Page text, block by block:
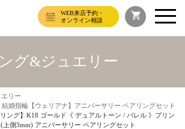
WEB来店予約・
オンライン相談
グ&ジュエリー
リー
婚指輪【ウェリアナ】アニバーサリー ペアリングセット
ング】K18 ゴールド《 デュアルトーン / バレル 》プリン
側3mm) アニバーサリー ペアリングセット